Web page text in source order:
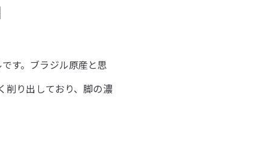
す。ブラジル原産と思
削り出しており、脚の濃